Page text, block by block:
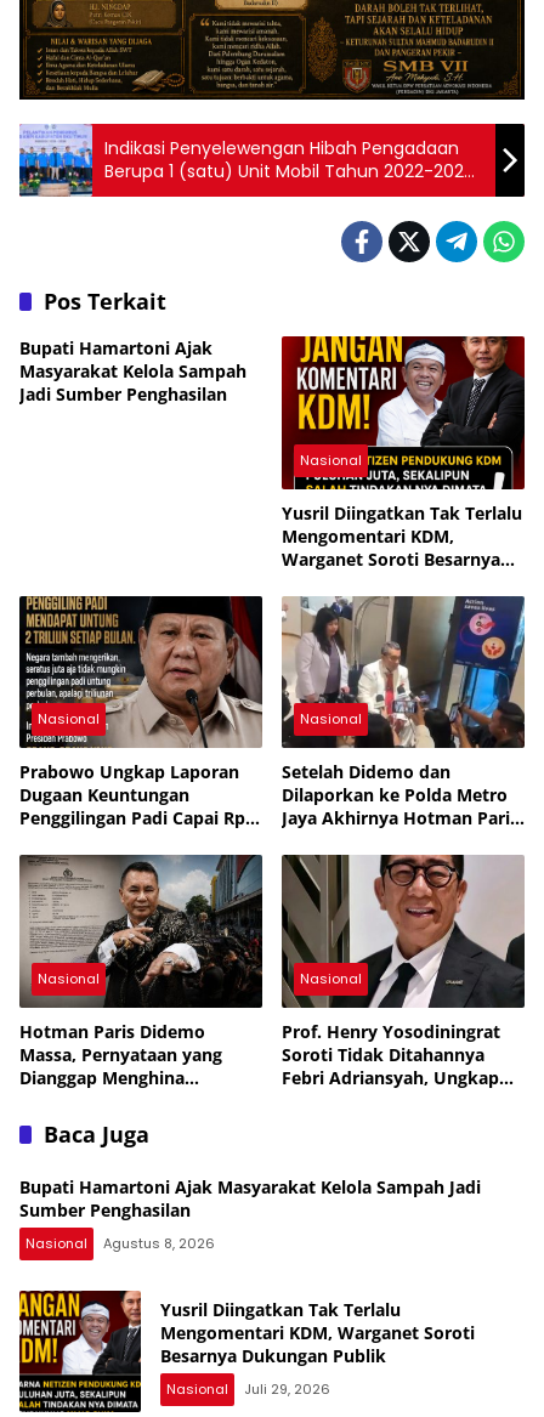
Indikasi Penyelewengan Hibah Pengadaan
Berupa 1 (satu) Unit Mobil Tahun 2022-2023
KNPI OKU Timur
Pos Terkait
Bupati Hamartoni Ajak
Masyarakat Kelola Sampah
Jadi Sumber Penghasilan
Nasional
Yusril Diingatkan Tak Terlalu
Mengomentari KDM,
Warganet Soroti Besarnya
Nasional
Prabowo Ungkap Laporan
Dugaan Keuntungan
Penggilingan Padi Capai Rp2
Pemerintah Siapkan
Penertiban
Nasional
Setelah Didemo dan
Dilaporkan ke Polda Metro
Jaya Akhirnya Hotman Paris
Singapura
Nasional
Hotman Paris Didemo
Massa, Pernyataan yang
Dianggap Menghina
ke Polda Metro Jaya
Nasional
Prof. Henry Yosodiningrat
Soroti Tidak Ditahannya
Febri Adriansyah, Ungkap
Baca Juga
Bupati Hamartoni Ajak Masyarakat Kelola Sampah Jadi
Sumber Penghasilan
Nasional Agustus 8, 2026
Yusril Diingatkan Tak Terlalu
Mengomentari KDM, Warganet Soroti
Besarnya Dukungan Publik
Nasional Juli 29, 2026